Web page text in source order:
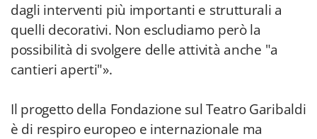
dagli interventi più importanti e strutturali a
quelli decorativi. Non escludiamo però la
possibilità di svolgere delle attività anche "a
cantieri aperti"».
Il progetto della Fondazione sul Teatro Garibaldi
è di respiro europeo e internazionale ma